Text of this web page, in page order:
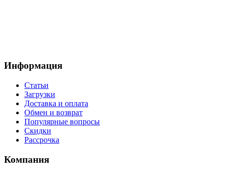
Информация
Статьи
Загрузки
Доставка и оплата
Обмен и возврат
Популярные вопросы
Скидки
Рассрочка
Компания